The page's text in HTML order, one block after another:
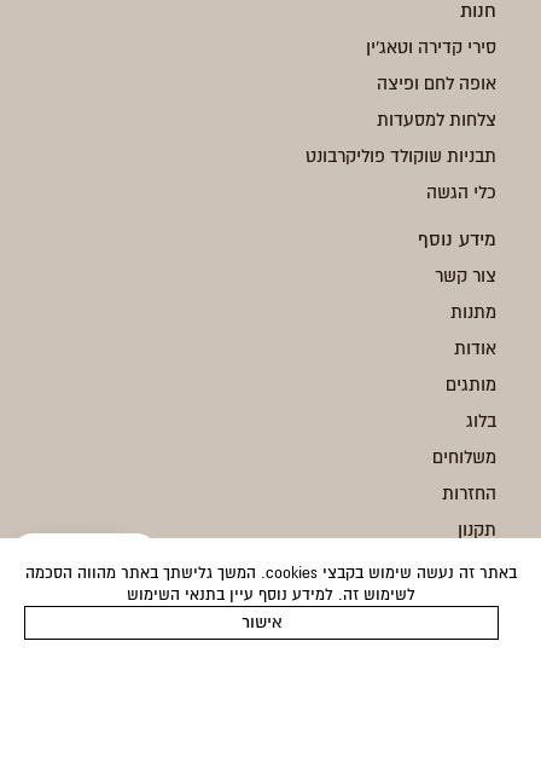
באתר זה נעשה שימוש בקבצי cookies. המשך גלישתך באתר מהווה הסכמה
לשימוש זה. למידע נוסף עיין בתנאי השימוש
אישורהוספה לסל
חנות
סירי קדירה וטאג'ין
אופה לחם ופיצה
צלחות למסעדות
תבניות שוקולד פוליקרבונט
כלי הגשה
מידע נוסף
צור קשר
מתנות
אודות
מותגים
בלוג
משלוחים
החזרות
תקנון
מדיניות פרטיות